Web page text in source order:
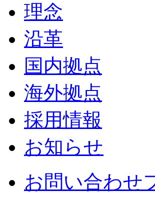
理念
沿革
国内拠点
海外拠点
採用情報
お知らせ
お問い合わせ